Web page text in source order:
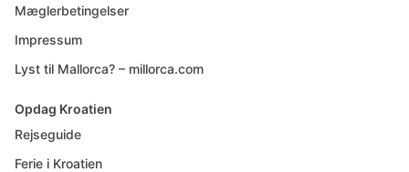
Mæglerbetingelser
Impressum
Lyst til Mallorca? – millorca.com
Opdag Kroatien
Rejseguide
Ferie i Kroatien